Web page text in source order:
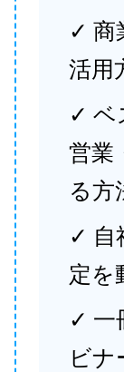
✓ 商
活用
✓ ベ
営業
る方
✓ 自
定を
✓ 一
ビナ